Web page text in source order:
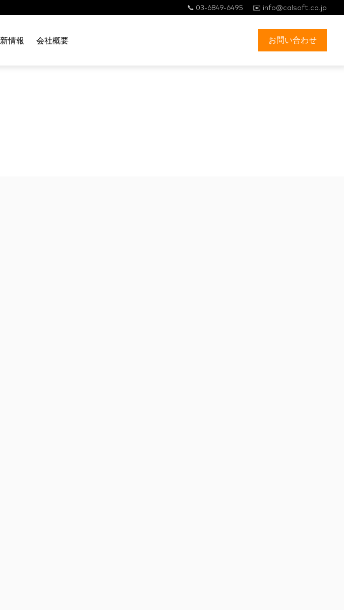
📞 03-6849-6495 ✉️ info@calsoft.co.jp
情報 会社概要 お問い合わせ